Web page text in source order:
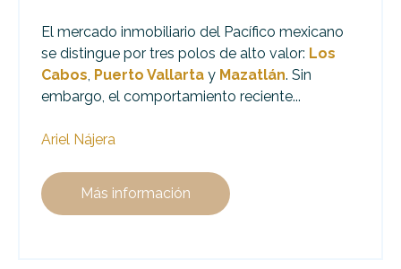
El mercado inmobiliario del Pacífico mexicano
se distingue por tres polos de alto valor: Los
Cabos, Puerto Vallarta y Mazatlán. Sin
embargo, el comportamiento reciente...
Ariel Nájera
Más información